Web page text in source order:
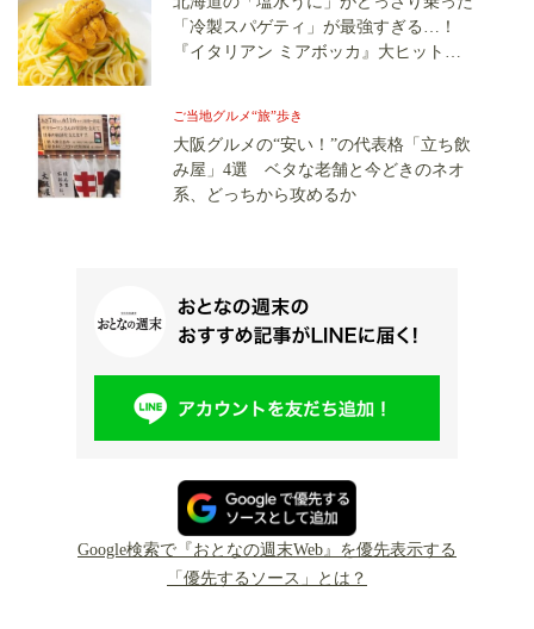
「冷製スパゲティ」が最強すぎる…！
『イタリアン ミアボッカ』大ヒット商
ご当地グルメ“旅”歩き
大阪グルメの“安い！”の代表格「立ち飲
み屋」4選 ベタな老舗と今どきのネオ
系、どっちから攻めるか
Google検索で『おとなの週末Web』を優先表示する
「優先するソース」とは？